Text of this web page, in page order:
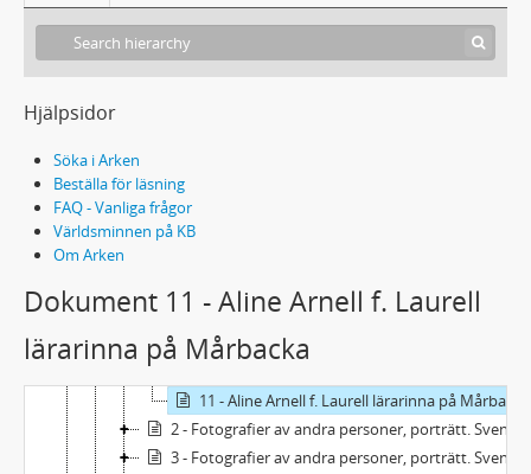
Hjälpsidor
Söka i Arken
Beställa för läsning
FAQ - Vanliga frågor
Världsminnen på KB
Om Arken
Dokument 11 - Aline Arnell f. Laurell
lärarinna på Mårbacka
333 - TRYCK
334 - PRESSKLIPP
336 - FOTOGRAFIER
For - Porträtt av Selma Lagerlöf (m.fl.). Orientresan 1899-1900
Fse - Sophie Elkans bilder
Faes - Fotografier av andra personer, porträtt. Svenska
1 - Fotografier av andra personer, porträtt. Svenska
6 - Sophie Adlersparre, född Leijonhufvud
11 - Aline Arnell f. Laurell lärarinna på Mårbacka
2 - Fotografier av andra personer, porträtt. Svenska
3 - Fotografier av andra personer, porträtt. Svenska